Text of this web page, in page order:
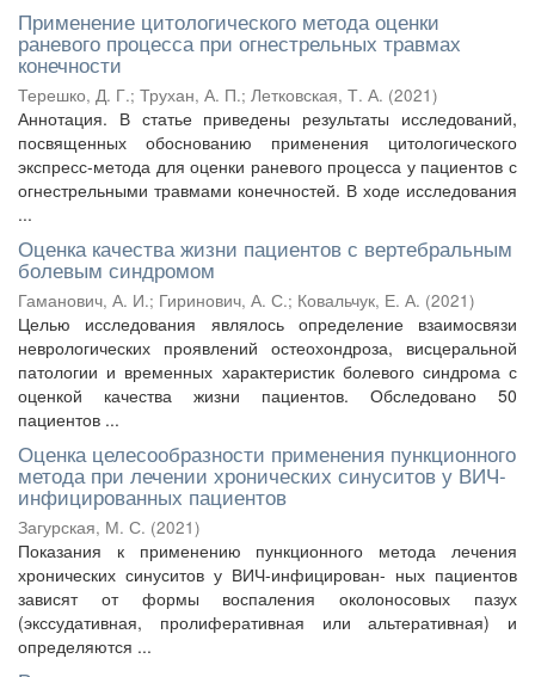
Применение цитологического метода оценки
раневого процесса при огнестрельных травмах
конечности
Терешко, Д. Г.; Трухан, А. П.; Летковская, Т. А. (2021)
Аннотация. В статье приведены результаты исследований,
посвященных обоснованию применения цитологического
экспресс-метода для оценки раневого процесса у пациентов с
огнестрельными травмами конечностей. В ходе исследования
...
Оценка качества жизни пациентов с вертебральным
болевым синдромом
Гаманович, А. И.; Гиринович, А. С.; Ковальчук, Е. А. (2021)
Целью исследования являлось определение взаимосвязи
неврологических проявлений остеохондроза, висцеральной
патологии и временных характеристик болевого синдрома с
оценкой качества жизни пациентов. Обследовано 50
пациентов ...
Оценка целесообразности применения пункционного
метода при лечении хронических синуситов у ВИЧ-
инфицированных пациентов
Загурская, М. С. (2021)
Показания к применению пункционного метода лечения
хронических синуситов у ВИЧ-инфицирован- ных пациентов
зависят от формы воспаления околоносовых пазух
(экссудативная, пролиферативная или альтеративная) и
определяются ...